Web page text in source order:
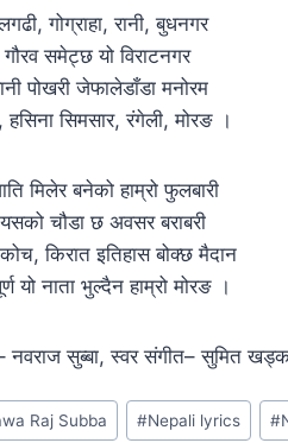
गोग्राहा, रानी, बुधनगर
गौरव समेट्छ यो विराटनगर
पोखरी जेफालेडाँडा मनोरम
हसिना सिमसार, रंगेली, मोरङ ।
मिलेर बनेको हाम्रो फुलबारी
चौडा छ अवसर बराबरी
किरात इतिहास बोक्छ मैदान
यो नाता भुल्दैन हाम्रो मोरङ ।
नवराज सुब्बा, स्वर संगीत– सुमित
Raj Subba #Nepali lyrics #